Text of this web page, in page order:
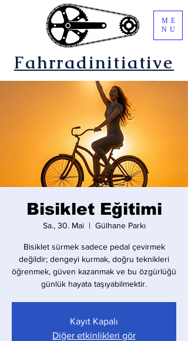
Fahrradinitiative
ME
NU
Bisiklet Eğitimi
Sa., 30. Mai
  |
Gülhane Parkı
Bisiklet sürmek sadece pedal çevirmek
değildir; dengeyi kurmak, doğru teknikleri
öğrenmek, güven kazanmak ve bu özgürlüğü
günlük hayata taşıyabilmektir.
Kayıt Kapalı
Diğer etkinlikleri gör